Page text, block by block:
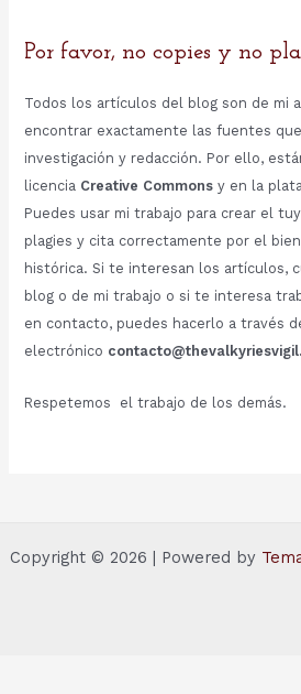
Por favor, no copies y no
Todos los artículos del blog son de mi
encontrar exactamente las fuentes
investigación y redacción. Por ello,
licencia Creative Commonsy en la
Puedes usar mi trabajo para crear el
plagies y cita correctamente por el
histórica. Si te interesan los artículos,
blog o de mi trabajo o si te interesa
en contacto, puedes hacerlo a través
electrónico
Respetemos el trabajo de los demás.
Copyright © 2026 | Powered by